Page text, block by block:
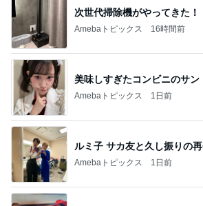
次世代掃除機がやってきた！
Amebaトピックス 16時間前
美味しすぎたコンビニのサン
Amebaトピックス 1日前
ルミ子 サカ友と久し振りの
Amebaトピックス 1日前